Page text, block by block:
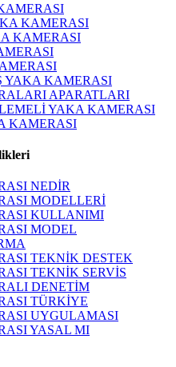
KAMERASI
KAMERASI
YAKA KAMERASI
APARATLARI
YAKA KAMERASI
KAMERASI
NEDİR
MODELLERİ
KULLANIMI
MODEL
TEKNİK DESTEK
TEKNİK SERVİS
DENETİM
TÜRKİYE
UYGULAMASI
YASAL MI